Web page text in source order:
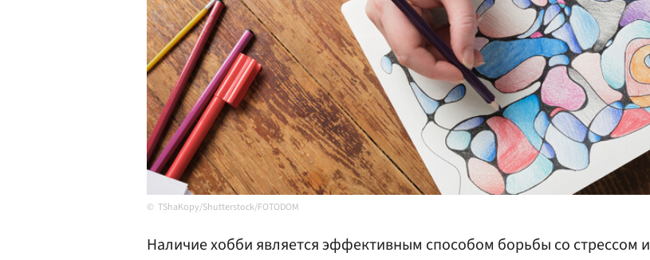
TShaKopy/Shutterstock/FOTODOM
Наличие хобби является эффективным способом борьбы со стрессом и